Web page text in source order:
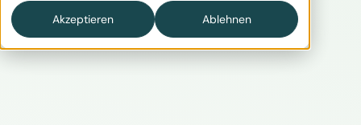
Akzeptieren Ablehnen